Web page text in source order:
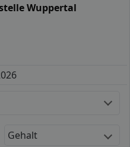
Wuppertal
Gehalt